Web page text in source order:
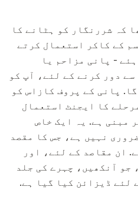
کہ شررنگار کو ہٹانے کا
کے کاکر استعمال کرتے
- پانی مزاحم یا
دور کرنے کے لئے، آپ کو
پانی کے پروف کازاس کو
کا ایجنٹ استعمال
مبنی ہے. یہ ایک خاص
نہیں ہے، جس کا مقصد
ان مقاصد کے لئے، اور
جو آنکھیں، چہرے کی جلد
لئے ڈیزائن کیا گیا ہے.